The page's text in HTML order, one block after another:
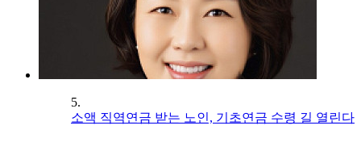
5.
소액 직역연금 받는 노인, 기초연금 수령 길 열린다